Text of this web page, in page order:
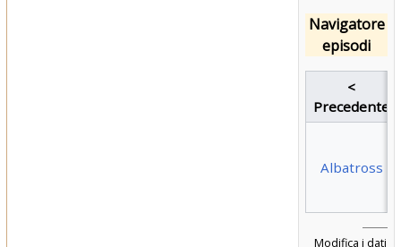
Navigatore
episodi
<
Precedente
Albatross
Modifica i dati